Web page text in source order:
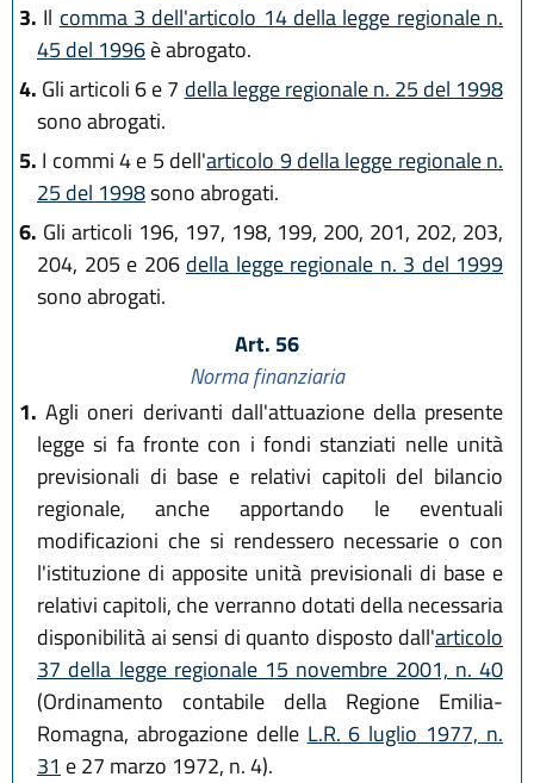
3. Il comma 3 dell'articolo 14 della legge regionale n.
45 del 1996è abrogato.
4. Gli articoli 6 e 7 della legge regionale n. 25 del 1998
sono abrogati.
5. I commi 4 e 5 dell'articolo 9 della legge regionale n.
25 del 1998sono abrogati.
6. Gli articoli 196, 197, 198, 199, 200, 201, 202, 203,
204, 205 e 206 della legge regionale n. 3 del 1999
sono abrogati.
Art. 56
Norma finanziaria
1. Agli oneri derivanti dall'attuazione della presente
legge si fa fronte con i fondi stanziati nelle unità
previsionali di base e relativi capitoli del bilancio
regionale, anche apportando le eventuali
modificazioni che si rendessero necessarie o con
l'istituzione di apposite unità previsionali di base e
relativi capitoli, che verranno dotati della necessaria
disponibilità ai sensi di quanto disposto dall'articolo
37 della legge regionale 15 novembre 2001, n. 40
(Ordinamento contabile della Regione Emilia-
Romagna, abrogazione delle L.R. 6 luglio 1977, n.
31 e 27 marzo 1972, n. 4).